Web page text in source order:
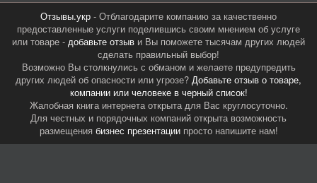
Отзывы.укр - Отблагодарите компанию за качественно
предоставленные услуги поделившись своим мнением об услуге
или товаре - добавьте отзыв и Вы поможете тысячам других людей
сделать правильный выбор!
Возможно Вы столкнулись с обманом и желаете предупредить
других людей об опасности или угрозе? Добавьте отзыв о товаре,
компании или человеке в черный список!
Жалобная книга интернета открыта для Вас круглосуточно.
Для честных и порядочных компаний открыта возможность
размещения бизнес презентациипросто напишите нам!